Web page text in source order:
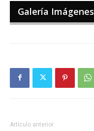
Galería Imágenes
Artículo anterior